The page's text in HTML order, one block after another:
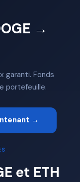
→
garanti. Fonds
portefeuille.
→
et ETH